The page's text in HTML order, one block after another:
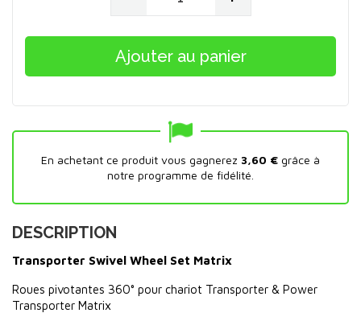
Ajouter au panier
En achetant ce produit vous gagnerez 3,60 € grâce à
notre programme de fidélité.
DESCRIPTION
Transporter Swivel Wheel Set Matrix
Roues pivotantes 360° pour chariot Transporter & Power
Transporter Matrix